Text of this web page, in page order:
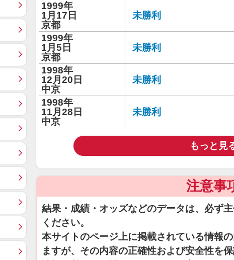
1999年
1月17日
京都
未勝利
1999年
1月5日
京都
未勝利
1998年
12月20日
中京
未勝利
1998年
11月28日
中京
未勝利
もっと見
注意事
結果・成績・オッズなどのデータは、必ず
ください。
本サイトのページ上に掲載されている情報
ますが、その内容の正確性および安全性を